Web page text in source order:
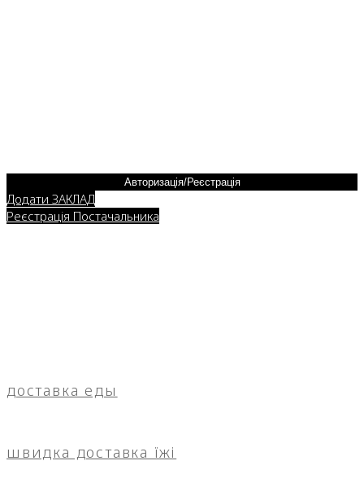
Авторизація/Реєстрація
Додати ЗАКЛАД
Реєстрація Постачальника
доставка еды
швидка доставка їжі